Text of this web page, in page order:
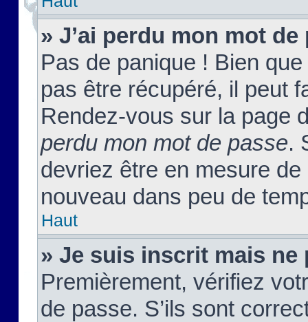
» J’ai perdu mon mot de
Pas de panique ! Bien
pas être récupéré, il peut
Rendez-vous sur la page
perdu mon mot de passe.
devriez être en mesure
nouveau dans peu de
Haut
» Je suis inscrit mais ne
Premièrement, vérifiez
de passe. S’ils sont